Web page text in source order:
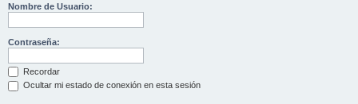
Nombre de Usuario:
Contraseña:
Recordar
Ocultar mi estado de conexión en esta sesión